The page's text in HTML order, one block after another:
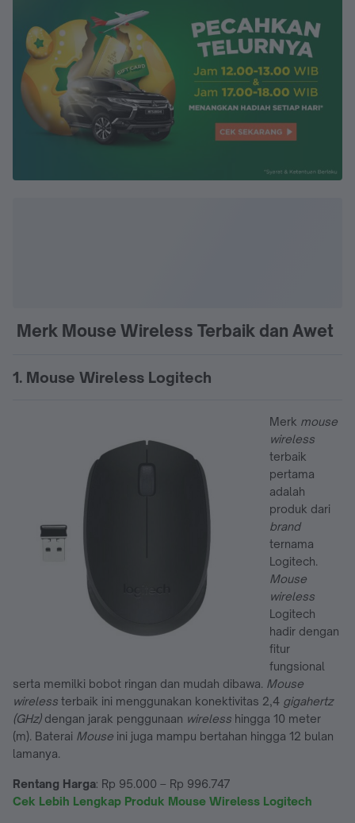
Merk Mouse Wireless Terbaik dan Awet
1. Mouse Wireless Logitech
Merk mouse
wireless
terbaik
pertama
adalah
produk dari
brand
ternama
Logitech.
Mouse
wireless
Logitech
hadir dengan
fitur
fungsional
serta memilki bobot ringan dan mudah dibawa. Mouse
wireless terbaik ini menggunakan konektivitas 2,4 gigahertz
(GHz)dengan jarak penggunaan wireless hingga 10 meter
(m). Baterai Mouse ini juga mampu bertahan hingga 12 bulan
lamanya.
Rentang Harga: Rp 95.000 – Rp 996.747
Cek Lebih Lengkap Produk Mouse Wireless Logitech